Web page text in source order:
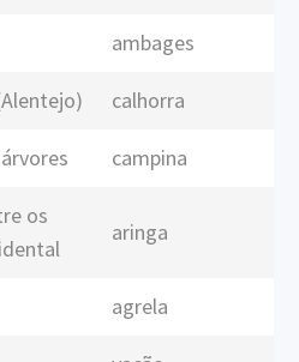
ambages
calhorra
campina
os
aringa
agrela